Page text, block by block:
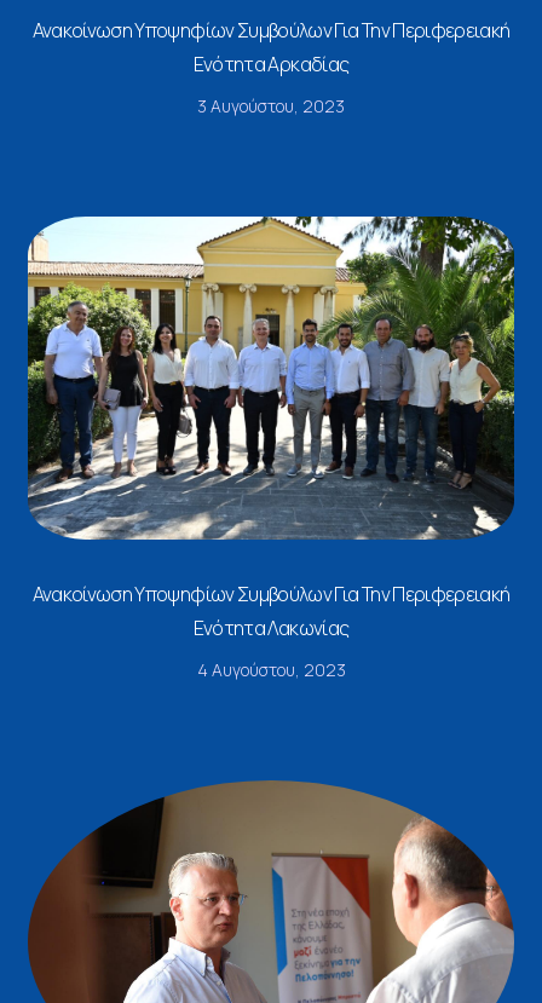
Ανακοίνωση Υποψηφίων Συμβούλων Για Την Περιφερειακή
Ενότητα Αρκαδίας
3 Αυγούστου, 2023
Ανακοίνωση Υποψηφίων Συμβούλων Για Την Περιφερειακή
Ενότητα Λακωνίας
4 Αυγούστου, 2023